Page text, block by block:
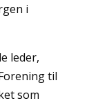
i
leder,
til
som